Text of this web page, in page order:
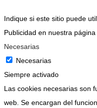
Indique si este sitio puede
Publicidad en nuestra página
Necesarias
Necesarias
Siempre activado
Las cookies necesarias son
web. Se encargan del